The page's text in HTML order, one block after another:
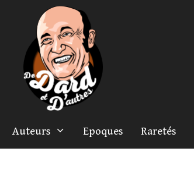
Auteurs Epoques Raretés